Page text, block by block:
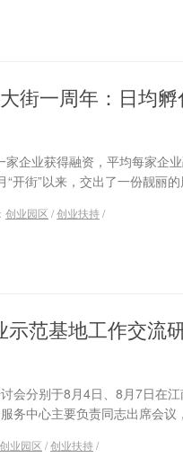
街一周年：日均
企业获得融资，平均每家企
街”以来，交出了一份靓丽
创业园区 /创业扶持/
示范基地工作交流
会分别于8月4日、8月7日在
务中心主要负责同志出席会议
创业园区 /创业扶持/